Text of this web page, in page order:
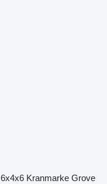
6x4x6 Kranmarke Grove